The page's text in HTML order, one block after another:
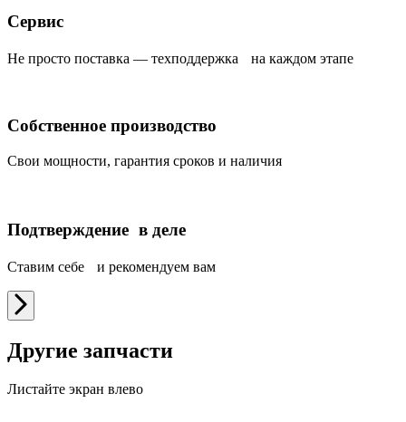
Сервис
Не просто поставка — техподдержка на каждом этапе
Собственное производство
Свои мощности, гарантия сроков и наличия
Подтверждение в деле
Ставим себе и рекомендуем вам
Другие запчасти
Листайте экран влево